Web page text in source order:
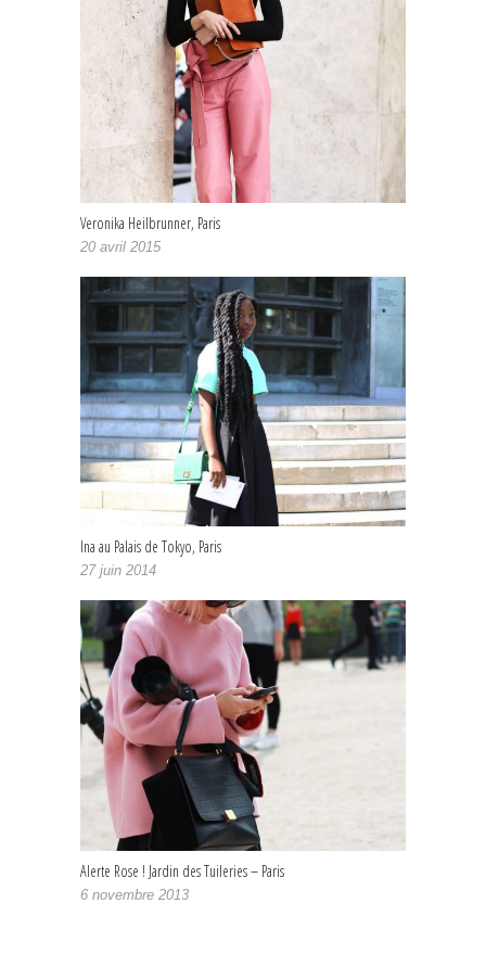
Veronika Heilbrunner, Paris
20 avril 2015
Ina au Palais de Tokyo, Paris
27 juin 2014
Alerte Rose ! Jardin des Tuileries – Paris
6 novembre 2013